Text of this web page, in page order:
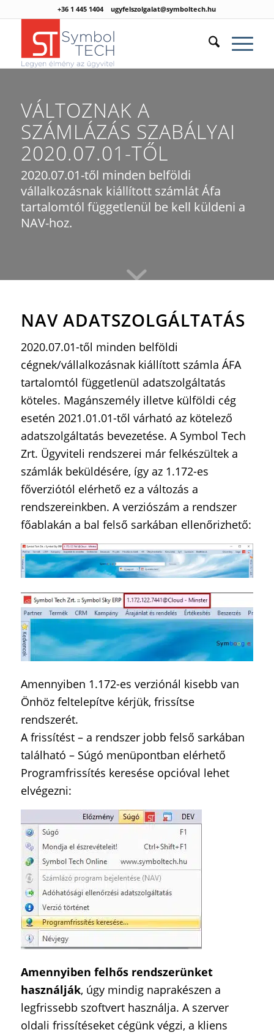
+36 1 445 1404 ugyfelszolgalat@symboltech.hu
VÁLTOZNAK A
SZÁMLÁZÁS SZABÁLYAI
2020.07.01-TŐL
2020.07.01-től minden belföldi
vállalkozásnak kiállított számlát Áfa
tartalomtól függetlenül be kell küldeni a
NAV-hoz.
NAV ADATSZOLGÁLTATÁS
2020.07.01-től minden belföldi
cégnek/vállalkozásnak kiállított számla ÁFA
tartalomtól függetlenül adatszolgáltatás
köteles. Magánszemély illetve külföldi cég
esetén 2021.01.01-től várható az kötelező
adatszolgáltatás bevezetése. A Symbol Tech
Zrt. Ügyviteli rendszerei már felkészültek a
számlák beküldésére, így az 1.172-es
főverziótól elérhető ez a változás a
rendszereinkben. A verziószám a rendszer
főablakán a bal felső sarkában ellenőrizhető:
Amennyiben 1.172-es verziónál kisebb van
Önhöz feltelepítve kérjük, frissítse
rendszerét.
A frissítést – a rendszer jobb felső sarkában
található – Súgó menüpontban elérhető
Programfrissítés keresése opcióval lehet
elvégezni:
Amennyiben felhős rendszerünket
használják, úgy mindig naprakészen a
legfrissebb szoftvert használja. A szerver
oldali frissítéseket cégünk végzi, a kliens